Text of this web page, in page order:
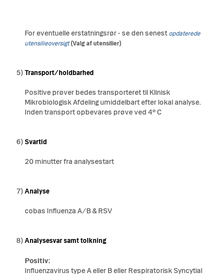
For eventuelle erstatningsrør - se den senest opdaterede
utensilieoversigt(Valg af utensilier)
5) Transport/holdbarhed
Positive prøver bedes transporteret til Klinisk
Mikrobiologisk Afdeling umiddelbart efter lokal analyse.
Inden transport opbevares prøve ved 4° C
6) Svartid
20 minutter fra analysestart
7) Analyse
cobas Influenza A/B & RSV
8) Analysesvar samt tolkning
Positiv:
Influenzavirus type A eller B eller Respiratorisk Syncytial